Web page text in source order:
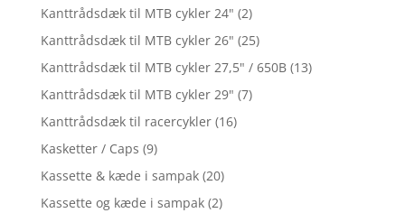
Kanttrådsdæk til MTB cykler 24" (2)
Kanttrådsdæk til MTB cykler 26" (25)
Kanttrådsdæk til MTB cykler 27,5" / 650B (13)
Kanttrådsdæk til MTB cykler 29" (7)
Kanttrådsdæk til racercykler (16)
Kasketter / Caps (9)
Kassette & kæde i sampak (20)
Kassette og kæde i sampak (2)